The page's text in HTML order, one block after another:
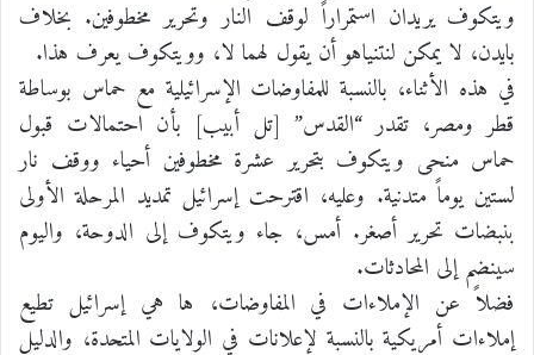
ويتكوف يريدان استمراراً لوقف النار وتحرير مخطوفين. بخلاف
بايدن، لا يمكن لنتنياهو أن يقول لهما لا، وويتكوف يعرف هذا.
في هذه الأثناء، بالنسبة للمفاوضات الإسرائيلية مع حماس بوساطة
قطر ومصر، تقدر “القدس” [تل أبيب] بأن احتمالات قبول
حماس منحى ويتكوف بتحرير عشرة مخطوفين أحياء ووقف نار
لستين يوماً متدنية. وعليه، اقترحت إسرائيل تمديد المرحلة الأولى
بنبضات تحرير أصغر. أمس، جاء ويتكوف إلى الدوحة، واليوم
سينضم إلى المحادثات.
فضلاً عن الإملاءات في المفاوضات، ها هي إسرائيل تطيع
إملاءات أمريكية بالنسبة لإعلانات في الولايات المتحدة، والدليل